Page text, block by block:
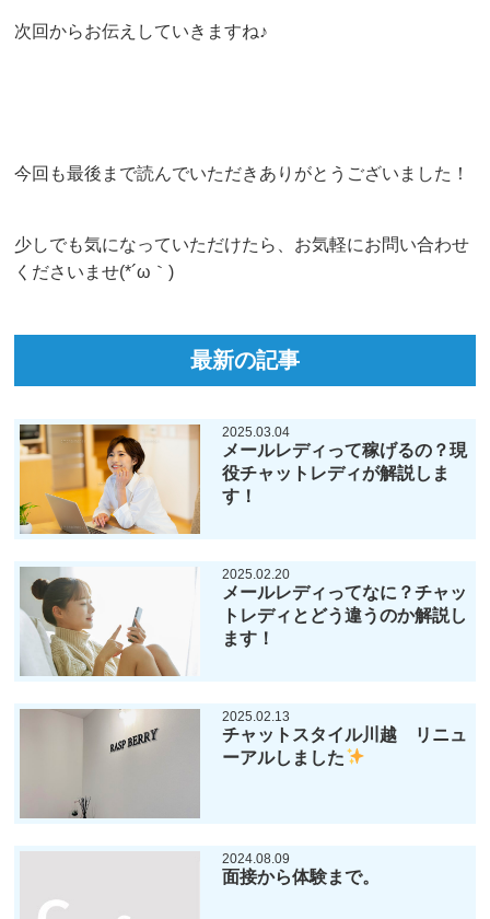
次回からお伝えしていきますね♪
今回も最後まで読んでいただきありがとうございました！
少しでも気になっていただけたら、お気軽にお問い合わせ
くださいませ(*´ω｀)
最新の記事
2025.03.04
メールレディって稼げるの？現
役チャットレディが解説しま
す！
2025.02.20
メールレディってなに？チャッ
トレディとどう違うのか解説し
ます！
2025.02.13
チャットスタイル川越 リニュ
ーアルしました
2024.08.09
面接から体験まで。